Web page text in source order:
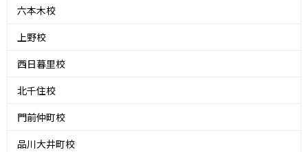
六本木校
上野校
西日暮里校
北千住校
門前仲町校
品川大井町校